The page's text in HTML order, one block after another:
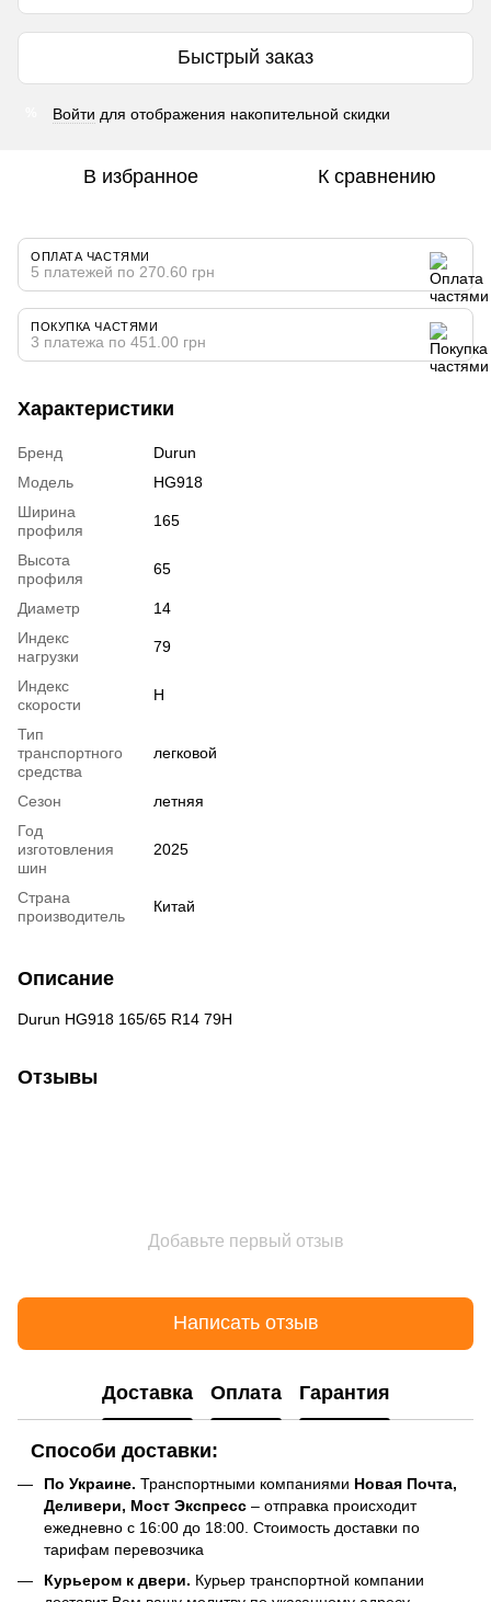
Быстрый заказ
Войти для отображения накопительной скидки
В избранное К сравнению
ОПЛАТА ЧАСТЯМИ
5 платежей по 270.60 грн
ПОКУПКА ЧАСТЯМИ
3 платежа по 451.00 грн
Характеристики
Бренд
Durun
Модель
HG918
Ширина
профиля
165
Высота
профиля
65
Диаметр
14
Индекс
нагрузки
79
Индекс
скорости
H
Тип
транспортного
средства
легковой
Сезон
летняя
Год
изготовления
шин
2025
Страна
производитель
Китай
Описание
Durun HG918 165/65 R14 79H
Отзывы
Добавьте первый отзыв
Написать отзыв
Доставка Оплата Гарантия
Способи доставки:
По Украине. Транспортными компаниями Новая Почта,
Деливери, Мост Экспресс – отправка происходит
ежедневно с 16:00 до 18:00. Стоимость доставки по
тарифам перевозчика
Курьером к двери. Курьер транспортной компании